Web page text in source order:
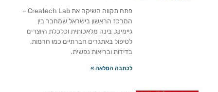
פתח תקווה השיקה את Createch Lab –
המרכז הראשון בישראל שמחבר בין
גיימינג, בינה מלאכותית וכלכלת היוצרים
לטיפול באתגרים חברתיים כמו חרמות,
בדידות ובריאות נפשית.
לכתבה המלאה »